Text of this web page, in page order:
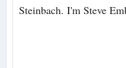
Steinbach. I'm Steve